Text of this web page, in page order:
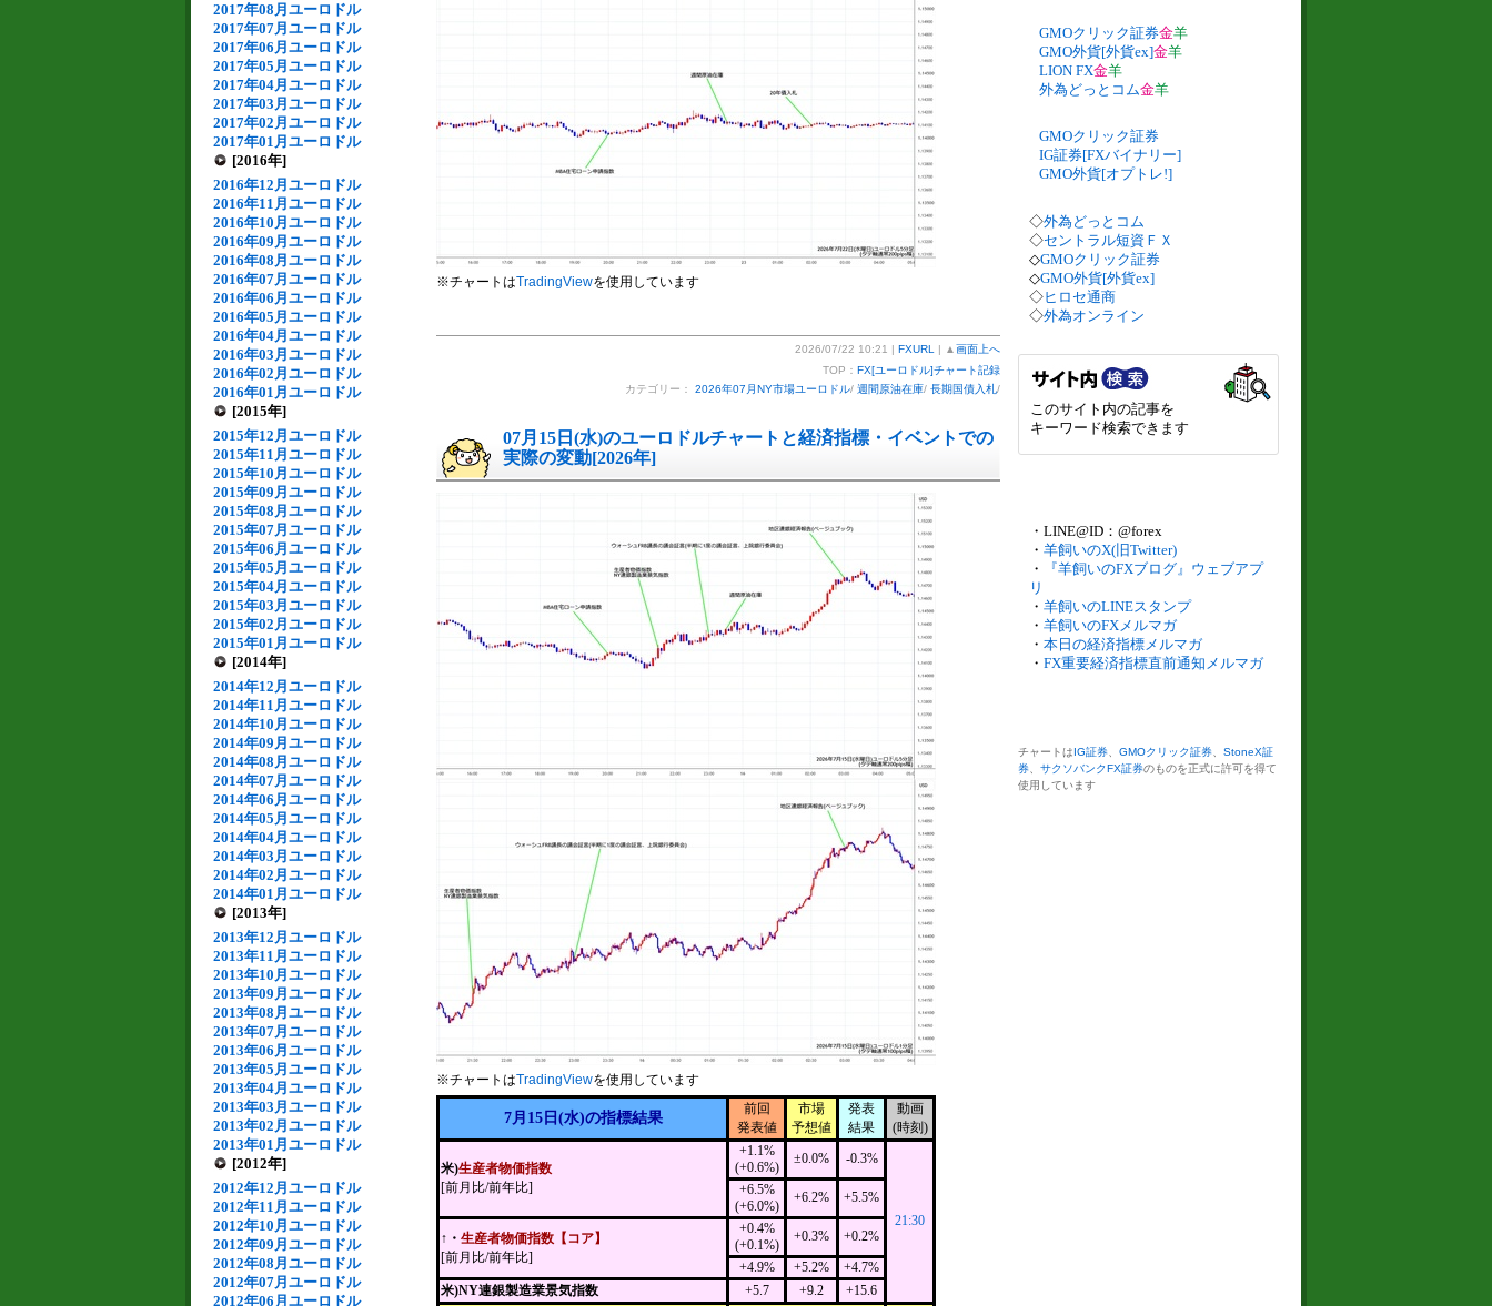
2017年08月ユーロドル
2017年07月ユーロドル
2017年06月ユーロドル
2017年05月ユーロドル
2017年04月ユーロドル
2017年03月ユーロドル
2017年02月ユーロドル
2017年01月ユーロドル
[2016年]
2016年12月ユーロドル
2016年11月ユーロドル
2016年10月ユーロドル
2016年09月ユーロドル
2016年08月ユーロドル
2016年07月ユーロドル
2016年06月ユーロドル
2016年05月ユーロドル
2016年04月ユーロドル
2016年03月ユーロドル
2016年02月ユーロドル
2016年01月ユーロドル
[2015年]
2015年12月ユーロドル
2015年11月ユーロドル
2015年10月ユーロドル
2015年09月ユーロドル
2015年08月ユーロドル
2015年07月ユーロドル
2015年06月ユーロドル
2015年05月ユーロドル
2015年04月ユーロドル
2015年03月ユーロドル
2015年02月ユーロドル
2015年01月ユーロドル
[2014年]
2014年12月ユーロドル
2014年11月ユーロドル
2014年10月ユーロドル
2014年09月ユーロドル
2014年08月ユーロドル
2014年07月ユーロドル
2014年06月ユーロドル
2014年05月ユーロドル
2014年04月ユーロドル
2014年03月ユーロドル
2014年02月ユーロドル
2014年01月ユーロドル
[2013年]
2013年12月ユーロドル
2013年11月ユーロドル
2013年10月ユーロドル
2013年09月ユーロドル
2013年08月ユーロドル
2013年07月ユーロドル
2013年06月ユーロドル
2013年05月ユーロドル
2013年04月ユーロドル
2013年03月ユーロドル
2013年02月ユーロドル
2013年01月ユーロドル
[2012年]
2012年12月ユーロドル
2012年11月ユーロドル
2012年10月ユーロドル
2012年09月ユーロドル
2012年08月ユーロドル
2012年07月ユーロドル
2012年06月ユーロドル
※チャートはTradingViewを使用しています
2026/07/22 10:21 | FXURL | ▲ 画面上へ
TOP： FX[ユーロドル]チャート記録
カテゴリー： 2026年07月NY市場ユーロドル/ 週間原油在庫/ 長期国債入札/
07月15日(水)のユーロドルチャートと経済指標・イベントでの
実際の変動[2026年]
※チャートはTradingViewを使用しています
7月15日(水)の指標結果
前回
発表値
市場
予想値
発表
結果
動画
(時刻)
米)生産者物価指数
[前月比/前年比]
+1.1%
(+0.6%)
±0.0% -0.3%
21:30
+6.5%
(+6.0%)
+6.2% +5.5%
↑・ 生産者物価指数【コア】
[前月比/前年比]
+0.4%
(+0.1%)
+0.3%
+0.2%
+4.9%
+5.2%
+4.7%
米)NY連銀製造業景気指数
+5.7 +9.2 +15.6
GMOクリック証券金羊
GMO外貨[外貨ex]金羊
LION FX金羊
外為どっとコム金羊
GMOクリック証券
IG証券[FXバイナリー]
GMO外貨[オプトレ!]
◇外為どっとコム
◇セントラル短資ＦＸ
◇GMOクリック証券
◇GMO外貨[外貨ex]
◇ヒロセ通商
◇外為オンライン
このサイト内の記事を
キーワード検索できます
・LINE@ID：@forex
・ 羊飼いのX(旧Twitter)
・
『羊飼いのFXブログ』ウェブアプ
リ
・ 羊飼いのLINEスタンプ
・ 羊飼いのFXメルマガ
・ 本日の経済指標メルマガ
・ FX重要経済指標直前通知メルマガ
チャートはIG証券 GMOクリック証券
StoneX証
券
サクソバンクFX証券のものを正式に許可を得て
使用しています